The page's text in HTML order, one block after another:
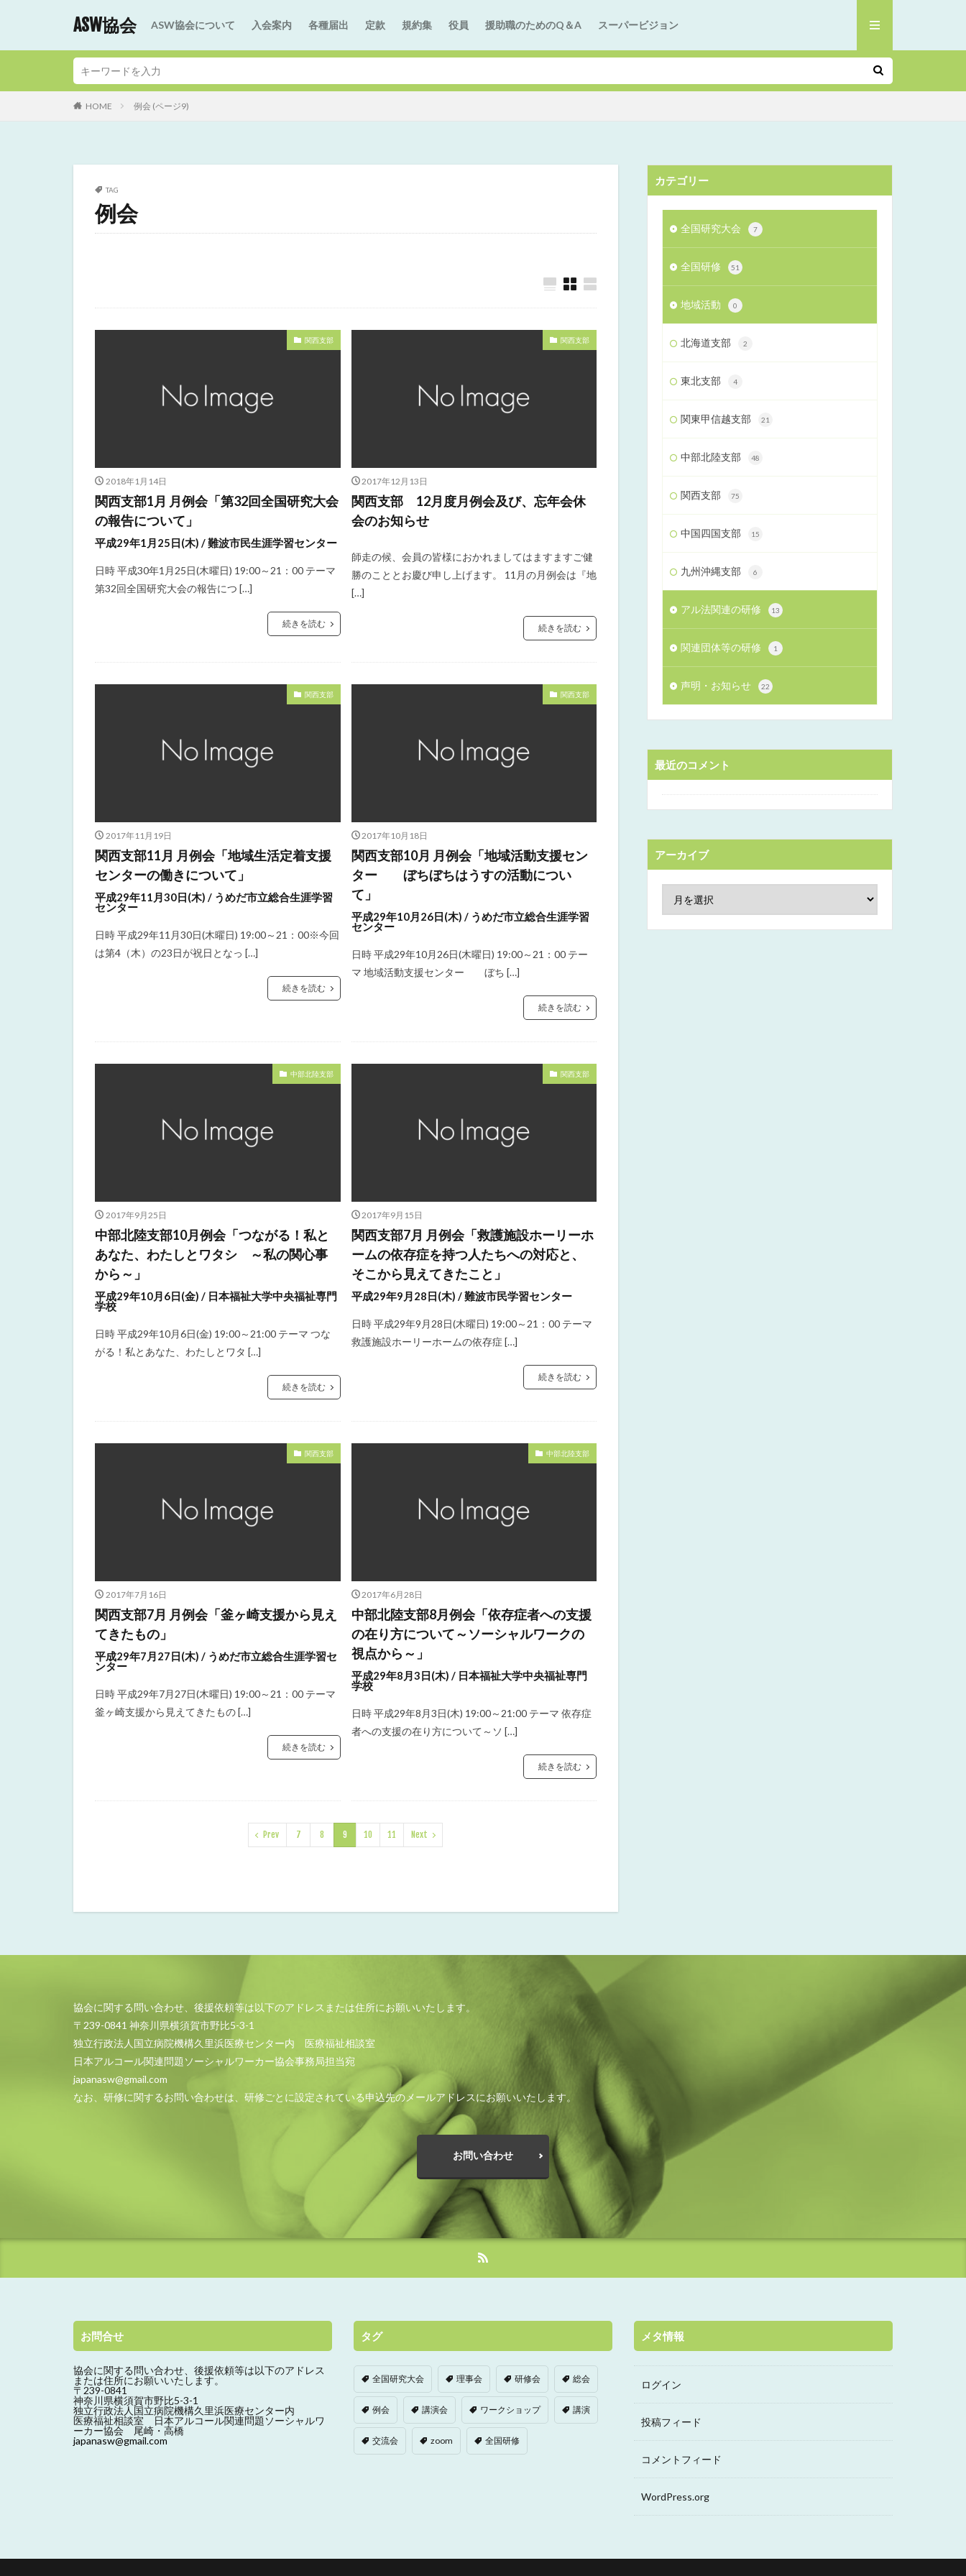
ASW協会 ASW協会について 入会案内 各種届出 定款 規約集 役員 援助職のためのQ＆A スーパービジョン
HOME 例会 (ページ9)
TAG
例会
関西支部
2018年1月14日
関西支部1月 月例会「第32回全国研究大会
の報告について」
平成29年1月25日(木) / 難波市民生涯学習センター
日時 平成30年1月25日(木曜日) 19:00～21：00 テーマ
第32回全国研究大会の報告につ […]
続きを読む
関西支部
2017年12月13日
関西支部 12月度月例会及び、忘年会休
会のお知らせ
師走の候、会員の皆様におかれましてはますますご健
勝のこととお慶び申し上げます。 11月の月例会は『地
[…]
続きを読む
関西支部
2017年11月19日
関西支部11月 月例会「地域生活定着支援
センターの働きについて」
平成29年11月30日(木) / うめだ市立総合生涯学習
センター
日時 平成29年11月30日(木曜日) 19:00～21：00※今回
は第4（木）の23日が祝日となっ […]
続きを読む
関西支部
2017年10月18日
関西支部10月 月例会「地域活動支援セン
ター ぼちぼちはうすの活動につい
て」
平成29年10月26日(木) / うめだ市立総合生涯学習
センター
日時 平成29年10月26日(木曜日) 19:00～21：00 テー
マ 地域活動支援センター ぼち […]
続きを読む
中部北陸支部
2017年9月25日
中部北陸支部10月例会「つながる！私と
あなた、わたしとワタシ ～私の関心事
から～」
平成29年10月6日(金) / 日本福祉大学中央福祉専門
学校
日時 平成29年10月6日(金) 19:00～21:00 テーマ つな
がる！私とあなた、わたしとワタ […]
続きを読む
関西支部
2017年9月15日
関西支部7月 月例会「救護施設ホーリーホ
ームの依存症を持つ人たちへの対応と、
そこから見えてきたこと」
平成29年9月28日(木) / 難波市民学習センター
日時 平成29年9月28日(木曜日) 19:00～21：00 テーマ
救護施設ホーリーホームの依存症 […]
続きを読む
関西支部
2017年7月16日
関西支部7月 月例会「釜ヶ崎支援から見え
てきたもの」
平成29年7月27日(木) / うめだ市立総合生涯学習セ
ンター
日時 平成29年7月27日(木曜日) 19:00～21：00 テーマ
釜ヶ崎支援から見えてきたもの […]
続きを読む
中部北陸支部
2017年6月28日
中部北陸支部8月例会「依存症者への支援
の在り方について～ソーシャルワークの
視点から～」
平成29年8月3日(木) / 日本福祉大学中央福祉専門
学校
日時 平成29年8月3日(木) 19:00～21:00 テーマ 依存症
者への支援の在り方について～ソ […]
続きを読む
Prev 7 8 9 10 11 Next
カテゴリー
全国研究大会 7
全国研修 51
地域活動 0
北海道支部 2
東北支部 4
関東甲信越支部 21
中部北陸支部 48
関西支部 75
中国四国支部 15
九州沖縄支部 6
アル法関連の研修 13
関連団体等の研修 1
声明・お知らせ 22
最近のコメント
アーカイブ
協会に関する問い合わせ、後援依頼等は以下のアドレスまたは住所にお願いいたします。
〒239-0841 神奈川県横須賀市野比5-3-1
独立行政法人国立病院機構久里浜医療センター内 医療福祉相談室
日本アルコール関連問題ソーシャルワーカー協会事務局担当宛
japanasw@gmail.com
なお、研修に関するお問い合わせは、研修ごとに設定されている申込先のメールアドレスにお願いいたします。
お問い合わせ
お問合せ
協会に関する問い合わせ、 後援依頼等は以下のアドレス
または住所にお願いいたします。
〒239-0841
神奈川県横須賀市野比5-3-1
独立行政法人国立病院機構久里浜医療センター内
医療福祉相談室 日本アルコール関連問題ソーシャルワ
ーカー協会 尾崎・高橋
japanasw@gmail.com
タグ
全国研究大会 理事会 研修会 総会
例会 講演会 ワークショップ 講演
交流会 zoom 全国研修
メタ情報
ログイン
投稿フィード
コメントフィード
WordPress.org